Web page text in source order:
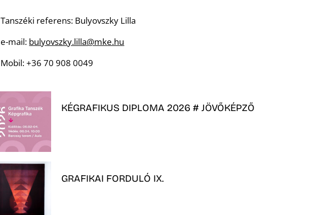
Tanszéki referens: Bulyovszky Lilla
e-mail: bulyovszky.lilla@mke.hu
Mobil: +36 70 908 0049
KÉGRAFIKUS DIPLOMA 2026 # JÖVŐKÉPZŐ
GRAFIKAI FORDULÓ IX.